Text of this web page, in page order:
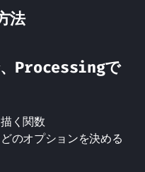
法
、Processingで
く関数
のオプションを決める